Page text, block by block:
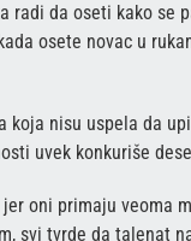
da oseti kako se
osete novac u
koja nisu uspela da
uvek konkuriše
oni primaju veoma
svi tvrde da talenat